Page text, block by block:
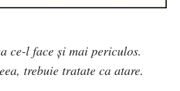
ce-l face și mai periculos.
trebuie tratate ca atare.